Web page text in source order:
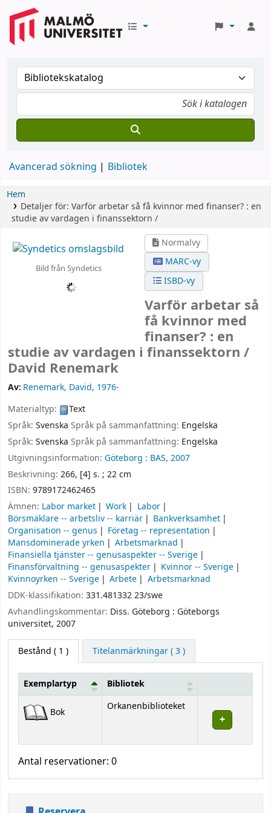
Avancerad sökning Bibliotek
Hem
Detaljer för: Varför arbetar så få kvinnor med finanser? : en
studie av vardagen i finanssektorn /
Bild från Syndetics
Normalvy
MARC-vy
ISBD-vy
Varför arbetar så
få kvinnor med
finanser? : en
studie av vardagen i finanssektorn /
David Renemark
Av: Renemark, David, 1976-
Materialtyp:
Text
Språk: Svenska Språk på sammanfattning: Engelska
Språk: Svenska Språk på sammanfattning: Engelska
Utgivningsinformation: Göteborg : BAS, 2007
Beskrivning: 266, [4] s. ; 22 cm
ISBN: 9789172462465
Ämnen: Labor market Work
Labor
Börsmäklare -- arbetsliv -- karriär
Bankverksamhet
Organisation -- genus
Företag -- representation
Mansdominerade yrken
Arbetsmarknad
Finansiella tjänster -- genusaspekter -- Sverige
Finansförvaltning -- genusaspekter
Kvinnor -- Sverige
Kvinnoyrken -- Sverige
Arbete
Arbetsmarknad
DDK-klassifikation: 331.481332 23/swe
Avhandlingskommentar: Diss. Göteborg : Göteborgs
universitet, 2007
Bestånd ( 1 ) Titelanmärkningar ( 3 )
Exemplartyp Bibliotek
Bok Orkanenbiblioteket
Antal reservationer: 0